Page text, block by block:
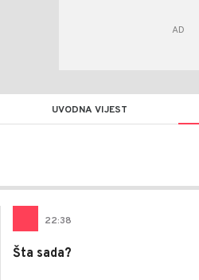
UVODNA VIJEST
22:38
Šta sada?